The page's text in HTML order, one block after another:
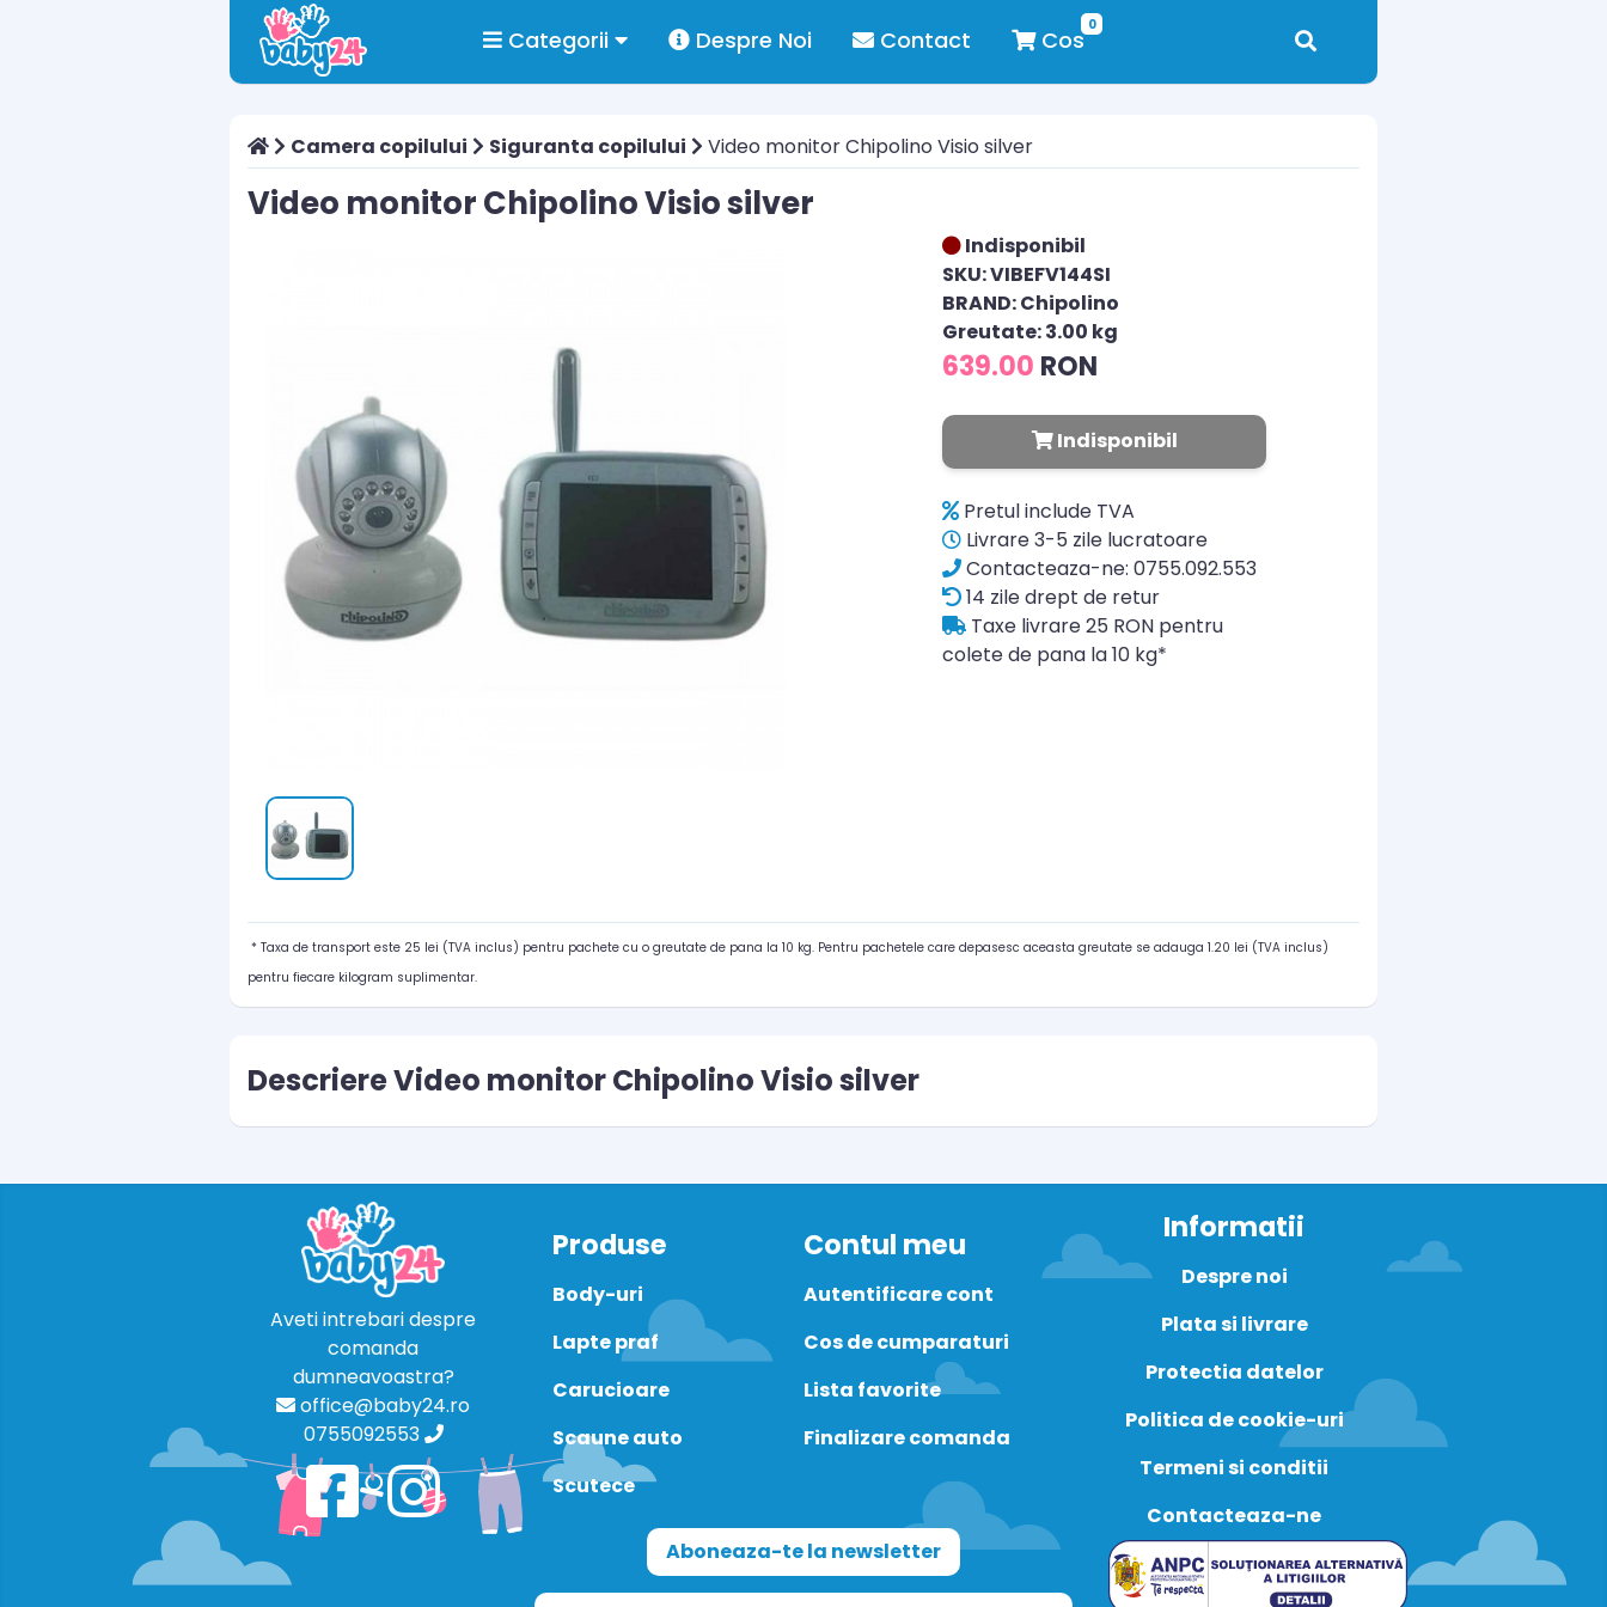
Categorii Despre Noi Contact
0
Cos
Camera copilului Siguranta copilului Video monitor Chipolino Visio silver
Video monitor Chipolino Visio silver
Indisponibil
SKU: VIBEFV144SI
BRAND: Chipolino
Greutate: 3.00 kg
639.00 RON
Indisponibil
Pretul include TVA
Livrare 3-5 zile lucratoare
Contacteaza-ne: 0755.092.553
14 zile drept de retur
Taxe livrare 25 RON pentru
colete de pana la 10 kg*
* Taxa de transport este 25 lei (TVA inclus) pentru pachete cu o greutate de pana la 10 kg. Pentru pachetele care depasesc aceasta greutate se adauga 1.20 lei (TVA inclus)
pentru fiecare kilogram suplimentar.
Descriere Video monitor Chipolino Visio silver
Aveti intrebari despre
comanda
dumneavoastra?
office@baby24.ro
0755092553
Produse
Body-uri
Lapte praf
Carucioare
Scaune auto
Scutece
Contul meu
Autentificare cont
Cos de cumparaturi
Lista favorite
Finalizare comanda
Aboneaza-te la newsletter
Informatii
Despre noi
Plata si livrare
Protectia datelor
Politica de cookie-uri
Termeni si conditii
Contacteaza-ne